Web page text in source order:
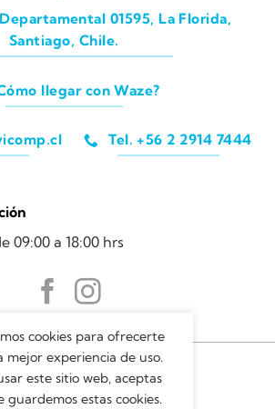
01595, La Florida,
Santiago, Chile.
llegar con Waze?
Tel. +56 2 2914 7444
09:00 a 18:00 hrs
cookies para ofrecerte
mejor experiencia de uso.
este sitio web, aceptas
guardemos estas cookies.